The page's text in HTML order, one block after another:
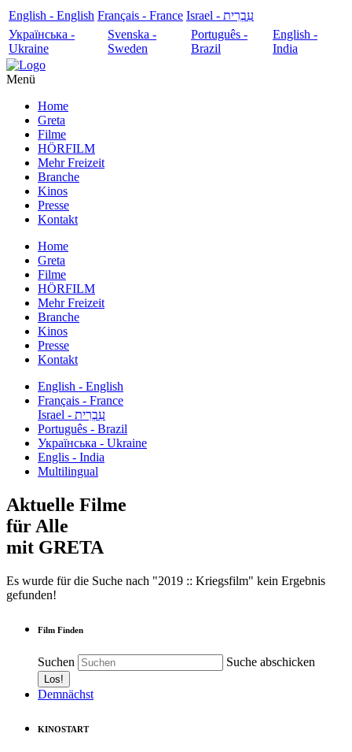
English - English Français - France
עִבְרִית - Israel
Українська -
Ukraine
Svenska -
Sweden
Português -
Brazil
English -
India
Menü
Home
Greta
Filme
HÖRFILM
Mehr Freizeit
Branche
Kinos
Presse
Kontakt
Home
Greta
Filme
HÖRFILM
Mehr Freizeit
Branche
Kinos
Presse
Kontakt
English - English
Français - France
עִבְרִית - Israel
Português - Brazil
Українська - Ukraine
Englis - India
Multilingual
Aktuelle Filme
für Alle
mit GRETA
Es wurde für die Suche nach "2019 :: Kriegsfilm" kein Ergebnis
gefunden!
Film Finden
Suchen Suche abschicken
Demnächst
KINOSTART